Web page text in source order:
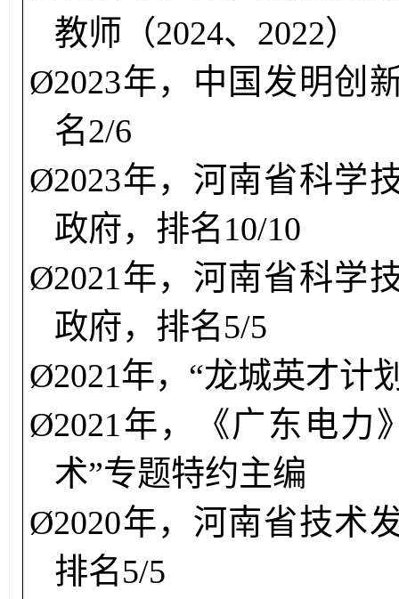
教师（2024、2022）
Ø2023年， 中国发明创
名2/6
Ø2023年， 河南省科学
政府，排名10/10
Ø2021年， 河南省科学
政府，排名5/5
Ø2021年，“龙城英才计
Ø2021年，《广东电力
术”专题特约主编
Ø2020年， 河南省技术
排名5/5